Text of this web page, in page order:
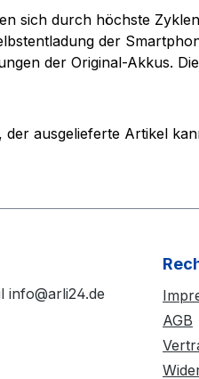
sich durch höchste
der
der Original-Akkus.
der ausgelieferte Artikel
info@arli24.de
AGB